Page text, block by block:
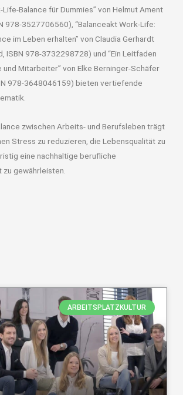
Life-Balance für Dummies” von Helmut Ament
978-3527706560), “Balanceakt Work-Life:
im Leben erhalten” von Claudia Gerhardt
ISBN 978-3732298728) und “Ein Leitfaden
und Mitarbeiter” von Elke Berninger-Schäfer
978-3648046159) bieten vertiefende
zwischen Arbeits- und Berufsleben trägt
Stress zu reduzieren, die Lebensqualität zu
eine nachhaltige berufliche
gewährleisten.
ARBEITSPLATZKULTUR